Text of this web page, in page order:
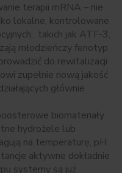
terapii mRNA – nie
lokalne, kontrolowane
takich jak ATF-3,
młodzieńczy fenotyp
do rewitalizacji
zupełnie nową jakość
głównie
biomateriały
hydrożele lub
na temperaturę, pH
aktywne dokładnie
systemy są już